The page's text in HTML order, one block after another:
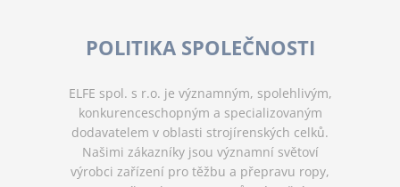
POLITIKA SPOLEČNOSTI
ELFE spol. s r.o. je významným, spolehlivým,
konkurenceschopným a specializovaným
dodavatelem v oblasti strojírenských celků.
Našimi zákazníky jsou významní světoví
výrobci zařízení pro těžbu a přepravu ropy,